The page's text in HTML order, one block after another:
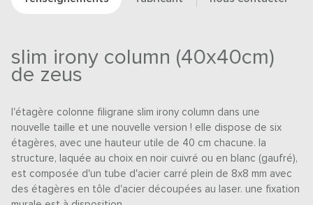
slim irony column (40x40cm)
de zeus
l'étagère colonne filigrane slim irony column dans une
nouvelle taille et une nouvelle version ! elle dispose de six
étagères, avec une hauteur utile de 40 cm chacune. la
structure, laquée au choix en noir cuivré ou en blanc (gaufré),
est composée d'un tube d'acier carré plein de 8x8 mm avec
des étagères en tôle d'acier découpées au laser. une fixation